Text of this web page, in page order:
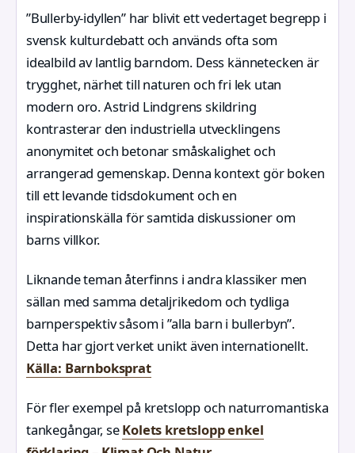
”Bullerby-idyllen” har blivit ett vedertaget begrepp i
svensk kulturdebatt och används ofta som
idealbild av lantlig barndom. Dess kännetecken är
trygghet, närhet till naturen och fri lek utan
modern oro. Astrid Lindgrens skildring
kontrasterar den industriella utvecklingens
anonymitet och betonar småskalighet och
arrangerad gemenskap. Denna kontext gör boken
till ett levande tidsdokument och en
inspirationskälla för samtida diskussioner om
barns villkor.
Liknande teman återfinns i andra klassiker men
sällan med samma detaljrikedom och tydliga
barnperspektiv såsom i ”alla barn i bullerbyn”.
Detta har gjort verket unikt även internationellt.
Källa: Barnboksprat
För fler exempel på kretslopp och naturromantiska
tankegångar, seKolets kretslopp enkel